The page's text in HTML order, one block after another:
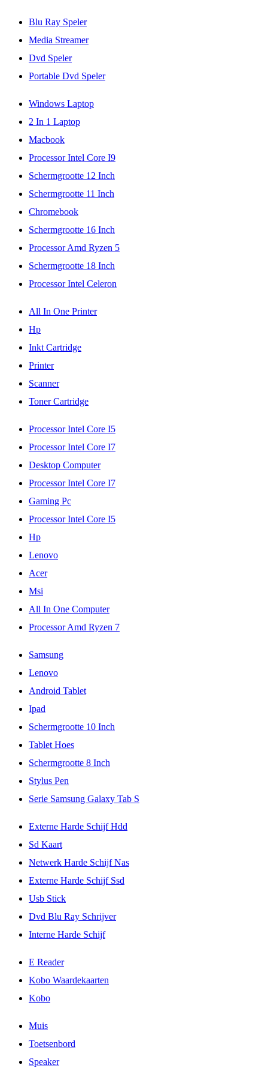
Blu Ray Speler
Media Streamer
Dvd Speler
Portable Dvd Speler
Windows Laptop
2 In 1 Laptop
Macbook
Processor Intel Core I9
Schermgrootte 12 Inch
Schermgrootte 11 Inch
Chromebook
Schermgrootte 16 Inch
Processor Amd Ryzen 5
Schermgrootte 18 Inch
Processor Intel Celeron
All In One Printer
Hp
Inkt Cartridge
Printer
Scanner
Toner Cartridge
Processor Intel Core I5
Processor Intel Core I7
Desktop Computer
Processor Intel Core I7
Gaming Pc
Processor Intel Core I5
Hp
Lenovo
Acer
Msi
All In One Computer
Processor Amd Ryzen 7
Samsung
Lenovo
Android Tablet
Ipad
Schermgrootte 10 Inch
Tablet Hoes
Schermgrootte 8 Inch
Stylus Pen
Serie Samsung Galaxy Tab S
Externe Harde Schijf Hdd
Sd Kaart
Netwerk Harde Schijf Nas
Externe Harde Schijf Ssd
Usb Stick
Dvd Blu Ray Schrijver
Interne Harde Schijf
E Reader
Kobo Waardekaarten
Kobo
Muis
Toetsenbord
Speaker